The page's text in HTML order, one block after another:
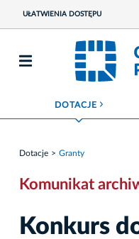
UŁATWIENIA DOSTĘPU
DOTACJE ROZWIŃ MENU
Dotacje Granty
Komunikat
Konkurs